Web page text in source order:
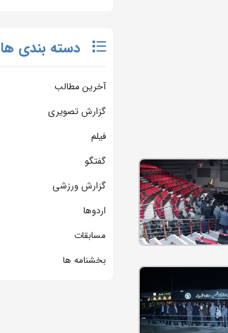
دسته بندی ها
آخرین مطالب
گزارش تصویری
فیلم
گفتگو
گزارش ورزشی
اردوها
مسابقات
بخشنامه ها